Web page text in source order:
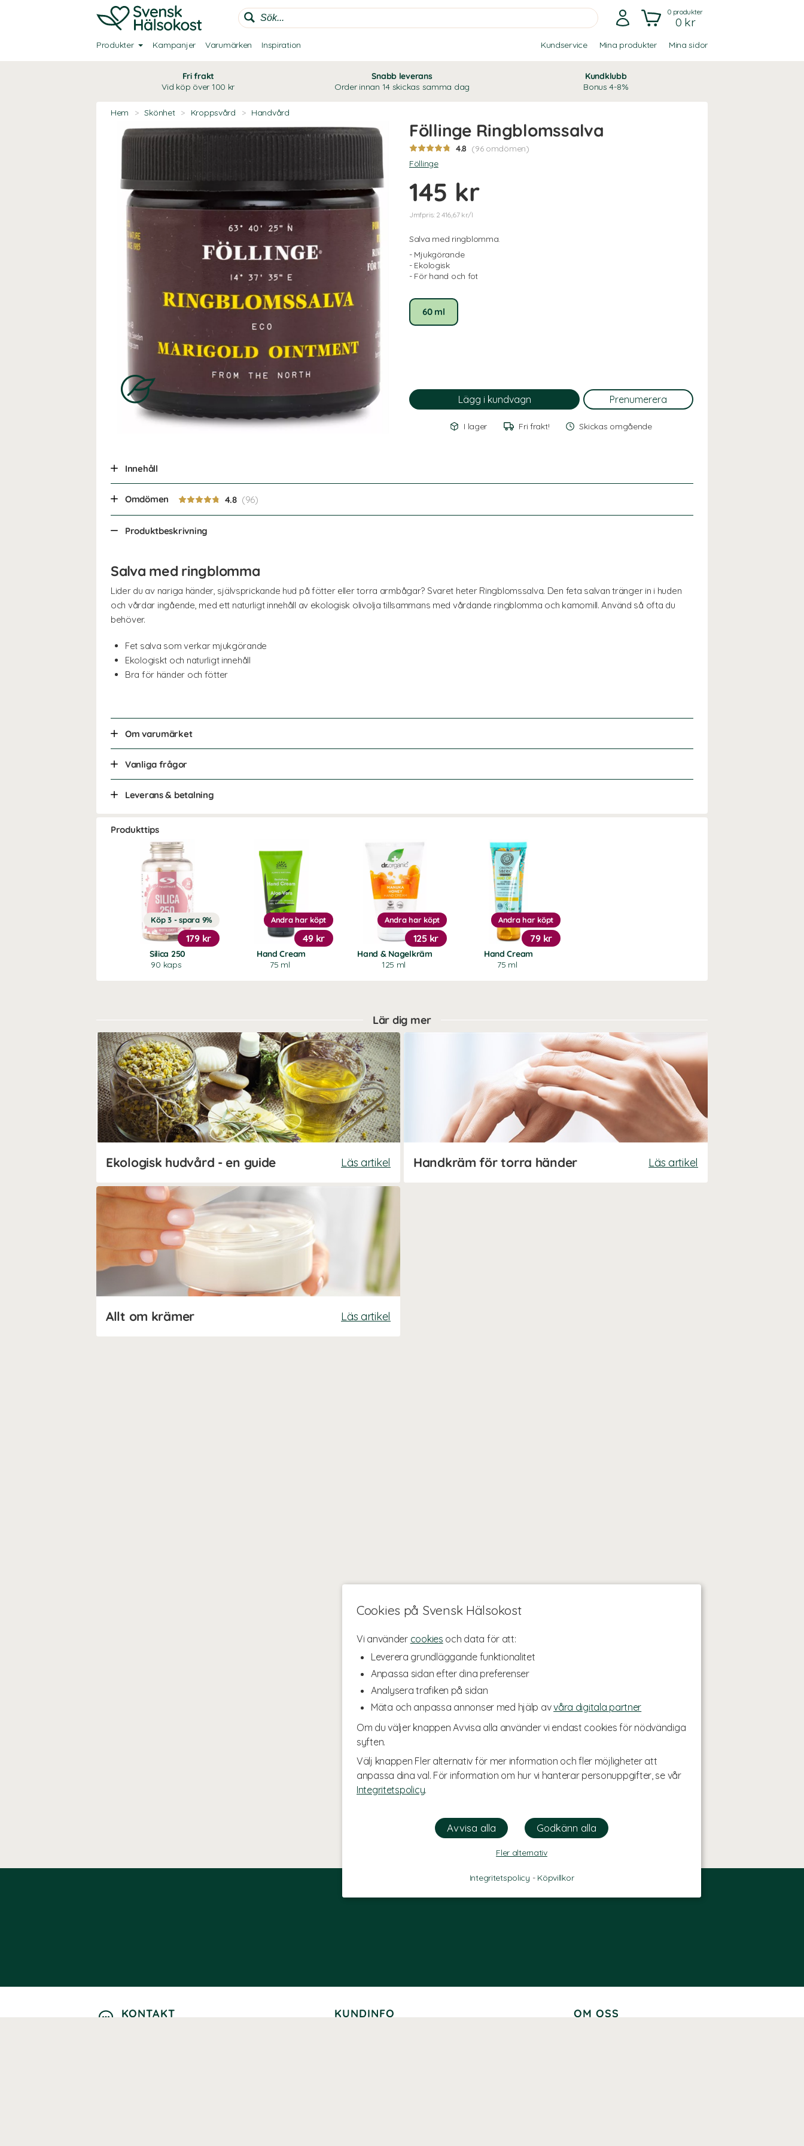
Cookies på Svensk Hälsokost
Vi använder cookies och data för att:
Leverera grundläggande funktionalitet
Anpassa sidan efter dina preferenser
Analysera trafiken på sidan
Mäta och anpassa annonser med hjälp avvåra digitala partner
Om du väljer knappen Avvisa alla använder vi endast cookies för nödvändiga
syften.
Välj knappen Fler alternativ för mer information och fler möjligheter att
anpassa dina val. För information om hur vi hanterar personuppgifter, se vår
Integritetspolicy.
Fler alternativ
Integritetspolicy - Köpvillkor
0produkter
0 kr
Produkter Kampanjer Varumärken Inspiration Kundservice Mina produkter Mina sidor
Fri frakt
Vid köp över 100 kr
Snabb leverans
Order innan 14 skickas samma dag
Kundklubb
Bonus 4-8%
Hem > Skönhet > Kroppsvård > Handvård
Föllinge Ringblomssalva
4.8 (96 omdömen)
Föllinge
145 kr
Jmfpris: 2 416,67 kr/l
Salva med ringblomma.
- Mjukgörande
- Ekologisk
- För hand och fot
60 ml
I lager Fri frakt! Skickas omgående
Innehåll
Omdömen 4.8
Produktbeskrivning
Salva med ringblomma
Lider du av nariga händer, självsprickande hud på fötter eller torra armbågar? Svaret heter Ringblomssalva. Den feta salvan tränger in i huden
och vårdar ingående, med ett naturligt innehåll av ekologisk olivolja tillsammans med vårdande ringblomma och kamomill. Använd så ofta du
behöver.
Fet salva som verkar mjukgörande
Ekologiskt och naturligt innehåll
Bra för händer och fötter
Om varumärket
Vanliga frågor
Leverans & betalning
Produkttips
Silica 250
90 kaps
Köp 3 - spara 9%
179 kr
Hand Cream
75 ml
Andra har köpt
49 kr
Hand & Nagelkräm
125 ml
Andra har köpt
125 kr
Hand Cream
75 ml
Andra har köpt
79 kr
Lär dig mer
Ekologisk hudvård - en guide Läs artikel Handkräm för torra händer Läs artikel
Allt om krämer Läs artikel
KONTAKT KUNDINFO OM OSS